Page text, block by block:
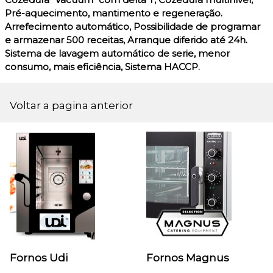
Pré-aquecimento, mantimento e regeneração.
Arrefecimento automático, Possibilidade de programar
e armazenar 500 receitas, Arranque diferido até 24h.
Sistema de lavagem automático de serie, menor
consumo, mais eficiência, Sistema HACCP.
Voltar a pagina anterior
Fornos Udi Fornos Magnus